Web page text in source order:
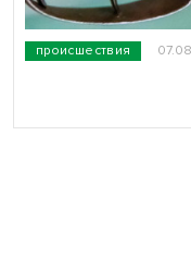
происшествия